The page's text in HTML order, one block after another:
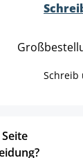
Schreib